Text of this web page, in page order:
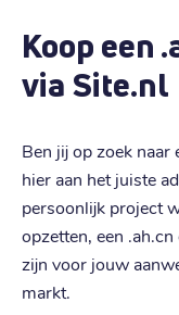
Koop een
via Site.nl
Ben jij op zoek naar
hier aan het juiste
persoonlijk project
opzetten, een
zijn voor jouw
markt.